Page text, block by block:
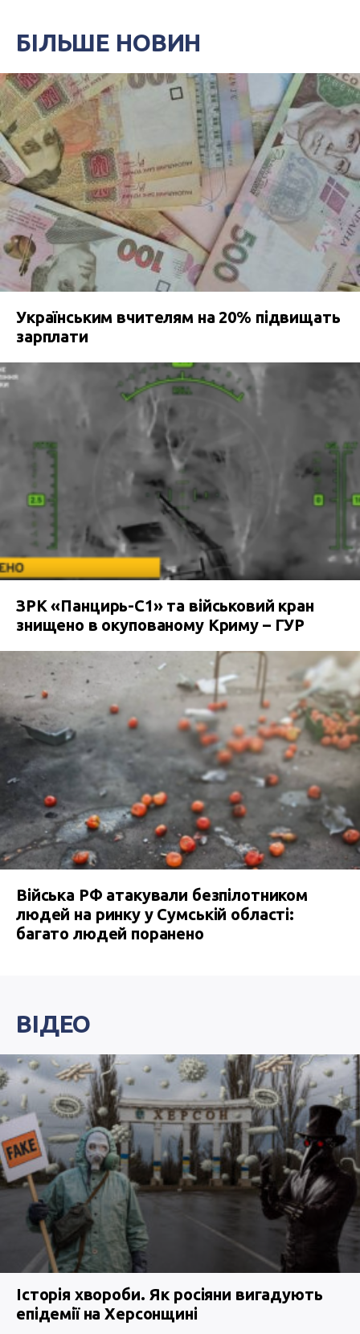
БІЛЬШЕ НОВИН
Українським вчителям на 20% підвищать
зарплати
ЗРК «Панцирь-С1» та військовий кран
знищено в окупованому Криму – ГУР
Війська РФ атакували безпілотником
людей на ринку у Сумській області:
багато людей поранено
ВІДЕО
Історія хвороби. Як росіяни вигадують
епідемії на Херсонщині